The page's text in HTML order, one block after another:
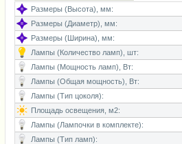
Размеры (Высота), мм:
Размеры (Диаметр), мм:
Размеры (Ширина), мм:
Лампы (Количество ламп), шт:
Лампы (Мощность ламп), Вт:
Лампы (Общая мощность), Вт:
Лампы (Тип цоколя):
Площадь освещения, м2:
Лампы (Лампочки в комплекте):
Лампы (Тип ламп):